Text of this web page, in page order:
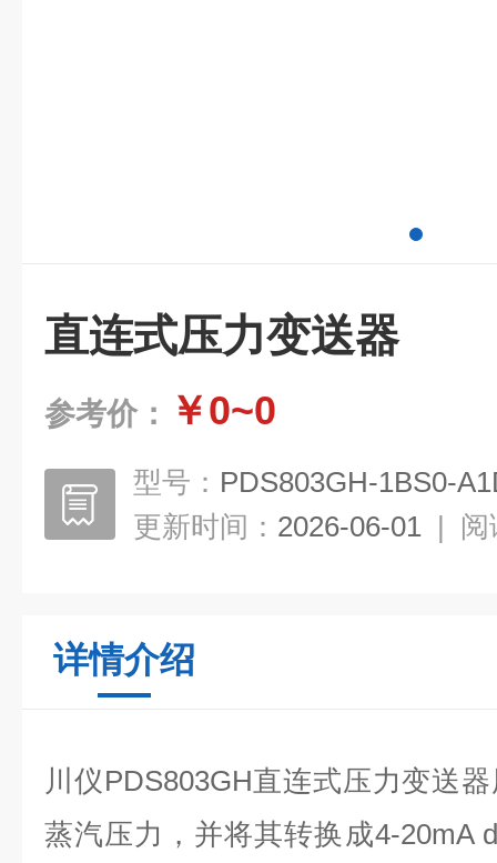
直连式压力变送器
参考价： ￥0~0
型号： PDS803GH-1BS0-
更新时间： 2026-06-01 | 阅
详情介绍
川仪PDS803GH直连式压力变送器
蒸汽压力，并将其转换成4-20mA